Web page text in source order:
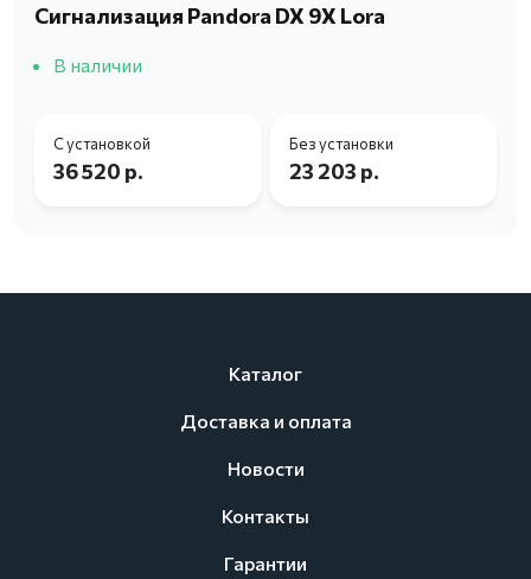
Сигнализация Pandora DX 9X Lora
В наличии
С установкой
36 520 р.
Без установки
23 203 р.
Каталог
Доставка и оплата
Новости
Контакты
Гарантии